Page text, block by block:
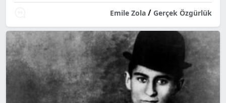
Emile Zola / Gerçek Özgürlük